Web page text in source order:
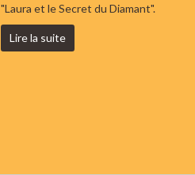
"Laura et le Secret du Diamant".
Lire la suite